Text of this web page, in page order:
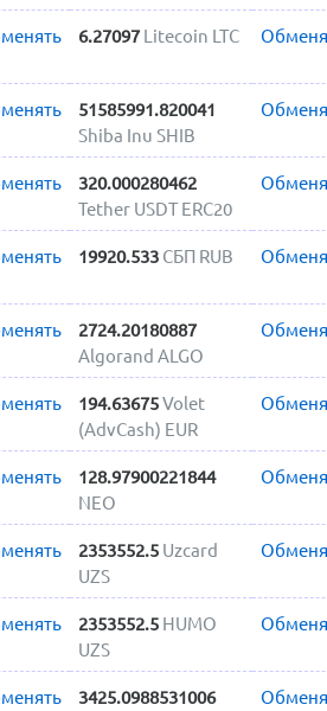
6.27097 Litecoin LTC
51585991.820041
Shiba Inu SHIB
320.000280462
Tether USDT ERC20
19920.533 СБП RUB
2724.20180887
Algorand ALGO
194.63675Volet
(AdvCash) EUR
128.97900221844
NEO
2353552.5 Uzcard
UZS
2353552.5 HUMO
UZS
3425.0988531006